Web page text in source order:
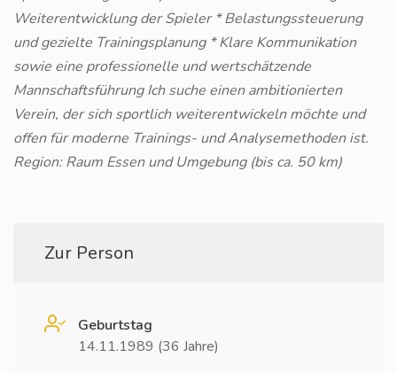
Weiterentwicklung der Spieler * Belastungssteuerung
und gezielte Trainingsplanung * Klare Kommunikation
sowie eine professionelle und wertschätzende
Mannschaftsführung Ich suche einen ambitionierten
Verein, der sich sportlich weiterentwickeln möchte und
offen für moderne Trainings- und Analysemethoden ist.
Region: Raum Essen und Umgebung (bis ca. 50 km)
Zur Person
Geburtstag
14.11.1989 (36 Jahre)